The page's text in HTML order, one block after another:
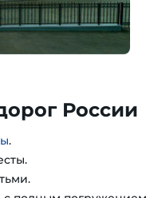
России
.